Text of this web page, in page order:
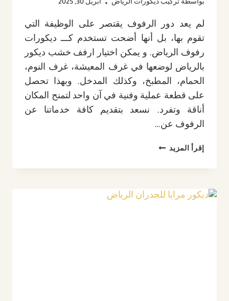
بواسطة تركيب ديكورات الرياض أبريل 30, 2025
لم يعد دور الرفوف يقتصر على الوظيفة التي
تقوم بها، بل أنها أضحت تستخدم كـــ ديكورات
رفوف الرياض. و يمكن اختيار ارفف خشب ديكور
بالرياض لوضعها في غرف المعيشة، غرف النوم،
الحمام، المطبخ، وكذلك المدخل. وبهذا تحصل
على قطعة عملية وفنية في آن واحد لتمنح المكان
أناقة وتفرد. نسعد بتقديم كافة خدماتنا عن
الرفوف عن…
إقرأ المزيد ديكورات
الرياض
0532889551